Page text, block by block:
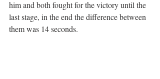
him and both fought for the victory until the
last stage, in the end the difference between
them was 14 seconds.